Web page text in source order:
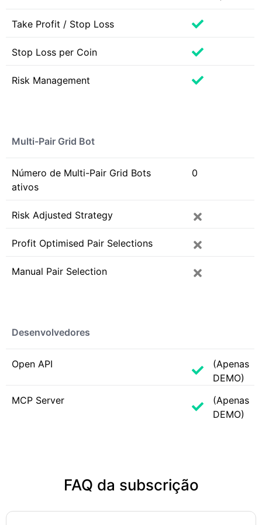
Take Profit / Stop Loss
Stop Loss per Coin
Risk Management
Multi-Pair Grid Bot
Número de Multi-Pair Grid Bots
ativos
0
Risk Adjusted Strategy
Profit Optimised Pair Selections
Manual Pair Selection
Desenvolvedores
Open API
(Apenas
DEMO)
MCP Server
(Apenas
DEMO)
FAQ da subscrição